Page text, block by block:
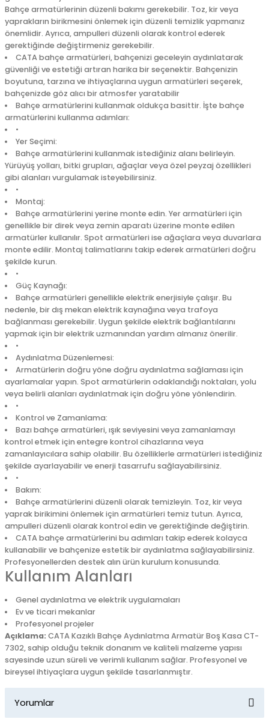
Bahçe armatürlerinin düzenli bakımı gerekebilir. Toz, kir veya
yaprakların birikmesini önlemek için düzenli temizlik yapmanız
önemlidir. Ayrıca, ampulleri düzenli olarak kontrol ederek
gerektiğinde değiştirmeniz gerekebilir.
CATA bahçe armatürleri, bahçenizi geceleyin aydınlatarak
güvenliği ve estetiği artıran harika bir seçenektir. Bahçenizin
boyutuna, tarzına ve ihtiyaçlarına uygun armatürleri seçerek,
bahçenizde göz alıcı bir atmosfer yaratabilir
Bahçe armatürlerini kullanmak oldukça basittir. İşte bahçe
armatürlerini kullanma adımları:
•
Yer Seçimi:
Bahçe armatürlerini kullanmak istediğiniz alanı belirleyin.
Yürüyüş yolları, bitki grupları, ağaçlar veya özel peyzaj özellikleri
gibi alanları vurgulamak isteyebilirsiniz.
•
Montaj:
Bahçe armatürlerini yerine monte edin. Yer armatürleri için
genellikle bir direk veya zemin aparatı üzerine monte edilen
armatürler kullanılır. Spot armatürleri ise ağaçlara veya duvarlara
monte edilir. Montaj talimatlarını takip ederek armatürleri doğru
şekilde kurun.
•
Güç Kaynağı:
Bahçe armatürleri genellikle elektrik enerjisiyle çalışır. Bu
nedenle, bir dış mekan elektrik kaynağına veya trafoya
bağlanması gerekebilir. Uygun şekilde elektrik bağlantılarını
yapmak için bir elektrik uzmanından yardım almanız önerilir.
•
Aydınlatma Düzenlemesi:
Armatürlerin doğru yöne doğru aydınlatma sağlaması için
ayarlamalar yapın. Spot armatürlerin odaklandığı noktaları, yolu
veya belirli alanları aydınlatmak için doğru yöne yönlendirin.
•
Kontrol ve Zamanlama:
Bazı bahçe armatürleri, ışık seviyesini veya zamanlamayı
kontrol etmek için entegre kontrol cihazlarına veya
zamanlayıcılara sahip olabilir. Bu özelliklerle armatürleri istediğiniz
şekilde ayarlayabilir ve enerji tasarrufu sağlayabilirsiniz.
•
Bakım:
Bahçe armatürlerini düzenli olarak temizleyin. Toz, kir veya
yaprak birikimini önlemek için armatürleri temiz tutun. Ayrıca,
ampulleri düzenli olarak kontrol edin ve gerektiğinde değiştirin.
CATA bahçe armatürlerini bu adımları takip ederek kolayca
kullanabilir ve bahçenize estetik bir aydınlatma sağlayabilirsiniz.
Profesyonellerden destek alın ürün kurulum konusunda.
Kullanım Alanları
Genel aydınlatma ve elektrik uygulamaları
Ev ve ticari mekanlar
Profesyonel projeler
Açıklama: CATA Kazıklı Bahçe Aydınlatma Armatür Boş Kasa CT-
7302, sahip olduğu teknik donanım ve kaliteli malzeme yapısı
sayesinde uzun süreli ve verimli kullanım sağlar. Profesyonel ve
bireysel ihtiyaçlara uygun şekilde tasarlanmıştır.
Yorumlar